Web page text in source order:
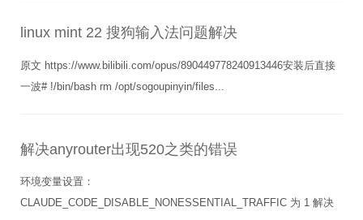
linux mint 22 搜狗输入法问题解决
原文 https://www.bilibili.com/opus/890449778240913446安装后直接
一波# !/bin/bash rm /opt/sogoupinyin/files...
解决anyrouter出现520之类的错误
环境变量设置：
CLAUDE_CODE_DISABLE_NONESSENTIAL_TRAFFIC 为 1 解决